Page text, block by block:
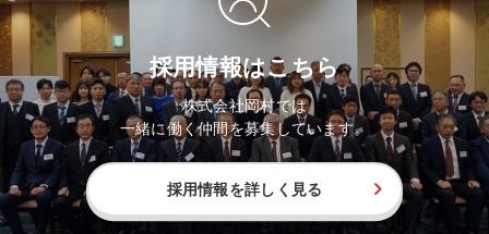
採用情報はこちら
株式会社岡村では
一緒に働く仲間を募集しています。
採用情報を詳しく見る